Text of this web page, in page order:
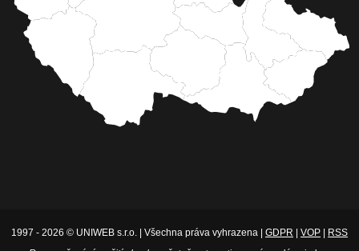
1997 - 2026 © UNIWEB s.r.o. | Všechna práva vyhrazena | GDPR | VOP | RSS